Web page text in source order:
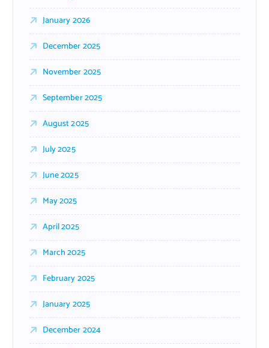
January 2026
December 2025
November 2025
September 2025
August 2025
July 2025
June 2025
May 2025
April 2025
March 2025
February 2025
January 2025
December 2024